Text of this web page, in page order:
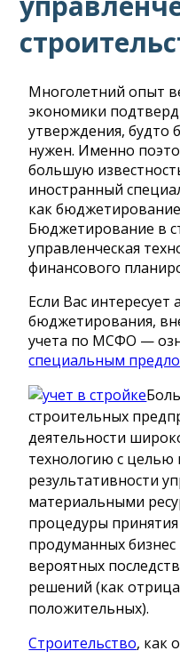
Многолетний опыт
экономики
утверждения, будто
нужен. Именно
большую
иностранный
как
Бюджетирование в
управленческая
финансового
Если Вас интересует
бюджетирования,
учета по МСФО —
специальным
строительных
деятельности
технологию с
результативности
материальными
процедуры
продуманных
вероятных
решений (как
положительных).
Строительство, как